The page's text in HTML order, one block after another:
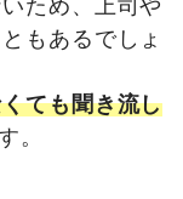
もあるでしょ
ても聞き流し
。